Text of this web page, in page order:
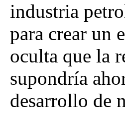
industria
para crear un
oculta que la
supondría
desarrollo de